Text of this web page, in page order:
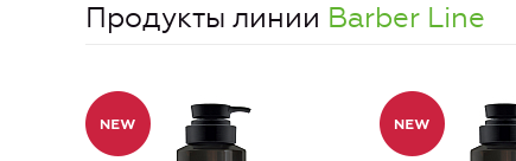
Продукты линии Barber Line